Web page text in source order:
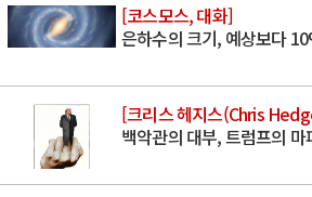
[코스모스, 대화]
은하수의 크기, 예상보다
[크리스 헤지스(Chris
백악관의 대부, 트럼프의 마